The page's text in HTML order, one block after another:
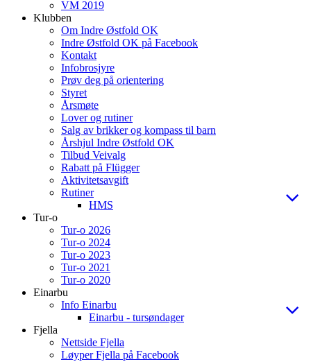
VM 2019
Klubben
Om Indre Østfold OK
Indre Østfold OK på Facebook
Kontakt
Infobrosjyre
Prøv deg på orientering
Styret
Årsmøte
Lover og rutiner
Salg av brikker og kompass til barn
Årshjul Indre Østfold OK
Tilbud Veivalg
Rabatt på Flügger
Aktivitetsavgift
Rutiner
HMS
Tur-o
Tur-o 2026
Tur-o 2024
Tur-o 2023
Tur-o 2021
Tur-o 2020
Einarbu
Info Einarbu
Einarbu - tursøndager
Fjella
Nettside Fjella
Løyper Fjella på Facebook